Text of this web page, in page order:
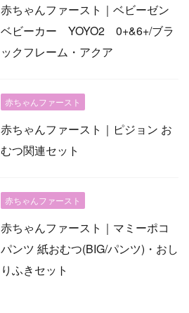
赤ちゃんファースト｜ベビーゼン
ベビーカー YOYO2 0+&6+/ブラ
ックフレーム・アクア
赤ちゃんファースト
赤ちゃんファースト｜ピジョン お
むつ関連セット
赤ちゃんファースト
赤ちゃんファースト｜マミーポコ
パンツ 紙おむつ(BIG/パンツ)・おし
りふきセット